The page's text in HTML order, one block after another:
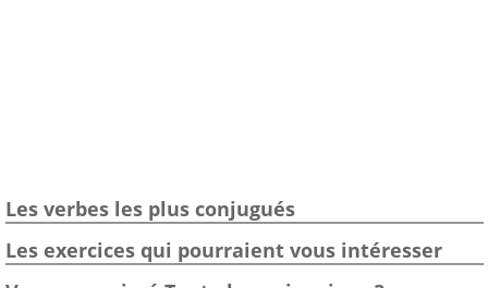
Les verbes les plus conjugués
Les exercices qui pourraient vous intéresser